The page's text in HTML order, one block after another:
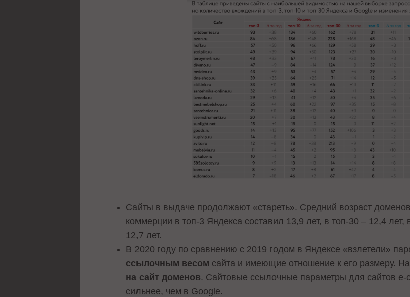
Сайты в выдаче продолжают «стареть». Средний возраст
коммерции в топ-3 Яндекса составил 13,9 лет, в топ-30 – 12,4 лет,
12,7 лет.
В 2020 году по сравнению с 2019 годом в Яндексе «взлетели»
ссылочным весом сайта и имеющие отношение к его размеру.
на сайт доменов. Сайтовые ссылочные параметры для сайтов e-
сильнее, чем в Google.